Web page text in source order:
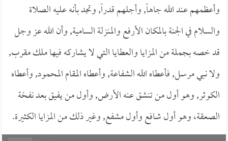
وأعظمهم عند الله جاهاً, وأجلهم قدراً, وتجد بأنه عليه الصلاة
والسلام في الجنة بالمكان الأرفع والمنزلة السامية, وأن الله عز وجل
قد خصه بجملة من المزايا والعطايا التي لا يشاركه فيها ملك مقرب,
ولا نبي مرسل, فأعطاه الله الشفاعة, وأعطاه المقام المحمود, وأعطاه
الكوثر, وهو أول من تنشق عنه الأرض, وأول من يفيق بعد نفخة
الصعقة، وهو أول شافع وأول مشفع, وغير ذلك من المزايا الكثيرة.